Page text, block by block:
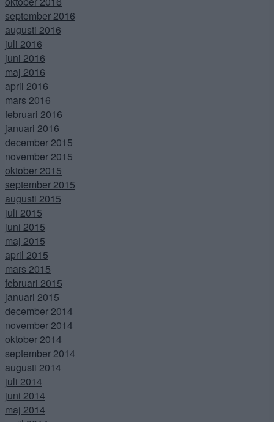
september 2016
augusti 2016
juli 2016
juni 2016
maj 2016
april 2016
mars 2016
februari 2016
januari 2016
december 2015
november 2015
oktober 2015
september 2015
augusti 2015
juli 2015
juni 2015
maj 2015
april 2015
mars 2015
februari 2015
januari 2015
december 2014
november 2014
oktober 2014
september 2014
augusti 2014
juli 2014
juni 2014
maj 2014